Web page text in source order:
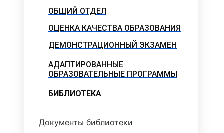
ОБЩИЙ ОТДЕЛ
ОЦЕНКА КАЧЕСТВА ОБРАЗОВАНИЯ
ДЕМОНСТРАЦИОННЫЙ ЭКЗАМЕН
АДАПТИРОВАННЫЕ
ОБРАЗОВАТЕЛЬНЫЕ ПРОГРАММЫ
БИБЛИОТЕКА
Документы библиотеки